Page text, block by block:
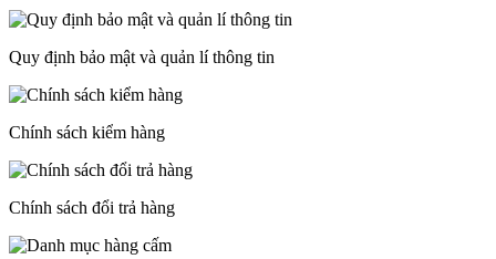
Quy định bảo mật và quản lí thông tin
Chính sách kiểm hàng
Chính sách đổi trả hàng